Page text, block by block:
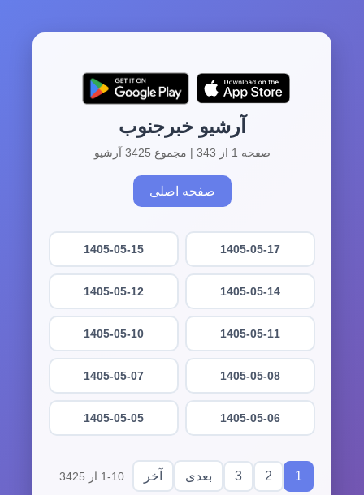
آرشیو خبرجنوب
صفحه 1 از 343 | مجموع 3425 آرشیو
صفحه اصلی
1405-05-17
1405-05-15
1405-05-14
1405-05-12
1405-05-11
1405-05-10
1405-05-08
1405-05-07
1405-05-06
1405-05-05
1
2
3 بعدی آخر 1-10 از 3425